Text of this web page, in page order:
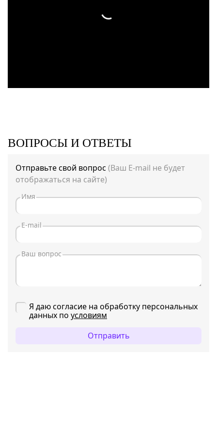
ВОПРОСЫ И ОТВЕТЫ
Отправьте свой вопрос (Ваш E-mail не будет
отображаться на сайте)
Я даю согласие на обработку персональных
данных по условиям
Отправить